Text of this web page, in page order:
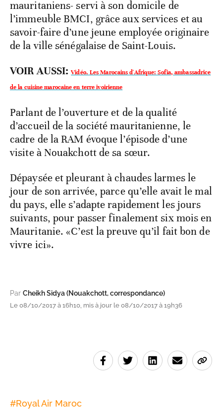
mauritaniens- servi à son domicile de
l’immeuble BMCI, grâce aux services et au
savoir-faire d’une jeune employée originaire
de la ville sénégalaise de Saint-Louis.
VOIR AUSSI:Vidéo. Les Marocains d'Afrique: Sofia, ambassadrice
de la cuisine marocaine en terre ivoirienne
Parlant de l’ouverture et de la qualité
d’accueil de la société mauritanienne, le
cadre de la RAM évoque l’épisode d’une
visite à Nouakchott de sa sœur.
Dépaysée et pleurant à chaudes larmes le
jour de son arrivée, parce qu’elle avait le mal
du pays, elle s’adapte rapidement les jours
suivants, pour passer finalement six mois en
Mauritanie. «C’est la preuve qu’il fait bon de
vivre ici».
Par Cheikh Sidya (Nouakchott, correspondance)
Le 08/10/2017 à 16h10, mis à jour le 08/10/2017 à 19h36
#Royal Air Maroc